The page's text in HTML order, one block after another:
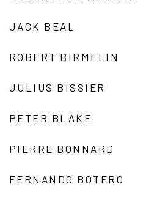
JACK BEAL
ROBERT BIRMELIN
JULIUS BISSIER
PETER BLAKE
PIERRE BONNARD
FERNANDO BOTERO